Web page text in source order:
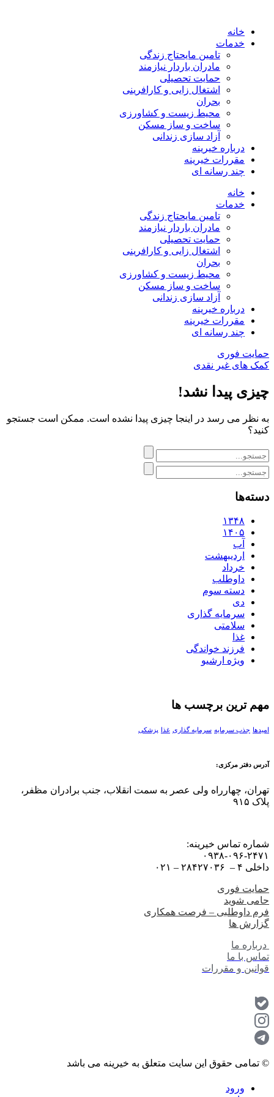
خانه
خدمات
تامین مایحتاج زندگی
مادران باردار نیازمند
حمایت تحصیلی
اشتغال زایی و کارافرینی
بحران
محیط زیست و کشاورزی
ساخت و ساز مسکن
آزاد سازی زندانی
درباره خیرینه
مقررات خیرینه
چند رسانه ای
خانه
خدمات
تامین مایحتاج زندگی
مادران باردار نیازمند
حمایت تحصیلی
اشتغال زایی و کارافرینی
بحران
محیط زیست و کشاورزی
ساخت و ساز مسکن
آزاد سازی زندانی
درباره خیرینه
مقررات خیرینه
چند رسانه ای
حمایت فوری
کمک های غیر نقدی
چیزی پیدا نشد!
به نظر می رسد در اینجا چیزی پیدا نشده است. ممکن است جستجو
کنید؟
دسته‌ها
۱۳۴۸
۱۴۰۵
آب
اردیبهشت
خرداد
داوطلب
دسته سوم
دی
سرمایه گذاری
سلامتی
غذا
فرزند خواندگی
ویژه ارشیو
مهم ترین برچسب ها
امیدها جذب سرمایه سرمایه گذاری غذا پزشکی
آدرس دفتر مرکزی:
تهران، چهارراه ولی عصر به سمت انقلاب، جنب برادران مظفر،
پلاک ۹۱۵
شماره تماس خیرینه:
۰۹۳۸-۰۹۶-۲۴۷۱
داخلی ۴ – ۲۸۴۲۷۰۳۶ – ۰۲۱
حمایت فوری
حامی شوید
فرم داوطلبی – فرصت همکاری
گزارش ها
درباره ما
تماس با ما
قوانین و مقررات
© تمامی حقوق این سایت متعلق به خیرینه می باشد
ورود